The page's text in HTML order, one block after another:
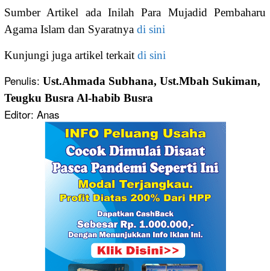
Sumber Artikel ada Inilah Para Mujadid Pembaharu
Agama Islam dan Syaratnya di sini
Kunjungi juga artikel terkait di sini
Penulis: Ust.Ahmada Subhana, Ust.Mbah Sukiman,
Teugku Busra Al-habib Busra
Editor: Anas